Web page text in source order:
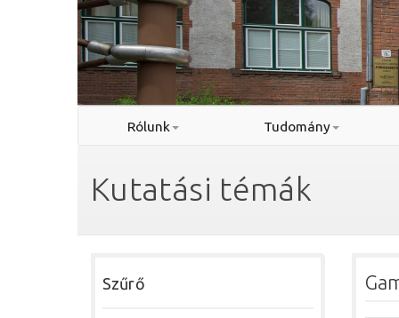
Rólunk Tudomány
Kutatási témák
Szűrő